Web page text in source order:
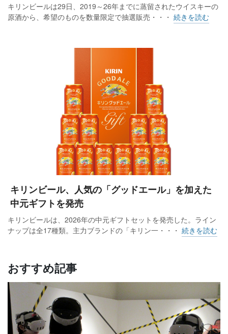
キリンビールは29日、2019～26年までに蒸留されたウイスキーの
原酒から、希望のものを数量限定で抽選販売・・・ 続きを読む
キリンビール、人気の「グッドエール」を加えた
中元ギフトを発売
キリンビールは、2026年の中元ギフトセットを発売した。ライン
ナップは全17種類。主力ブランドの「キリン一・・・ 続きを読む
おすすめ記事